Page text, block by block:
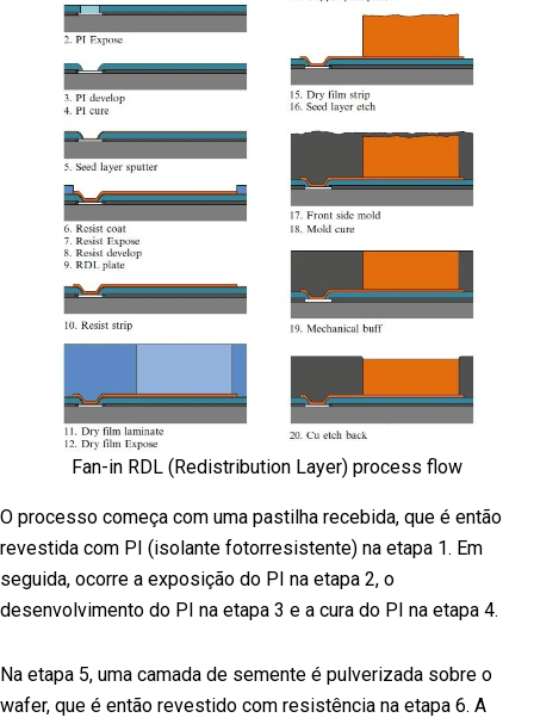
Fan-in RDL (Redistribution Layer) process flow
O processo começa com uma pastilha recebida, que é então
revestida com PI (isolante fotorresistente) na etapa 1. Em
seguida, ocorre a exposição do PI na etapa 2, o
desenvolvimento do PI na etapa 3 e a cura do PI na etapa 4.
Na etapa 5, uma camada de semente é pulverizada sobre o
wafer, que é então revestido com resistência na etapa 6. A